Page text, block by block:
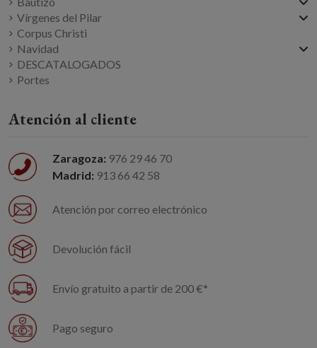
Vírgenes del Pilar
Corpus Christi
Navidad
DESCATALOGADOS
Portes
Atención al cliente
Zaragoza: 976 29 46 70
Madrid: 913 66 42 58
Atención por correo electrónico
Devolución fácil
Envío gratuito a partir de 200 €*
Pago seguro